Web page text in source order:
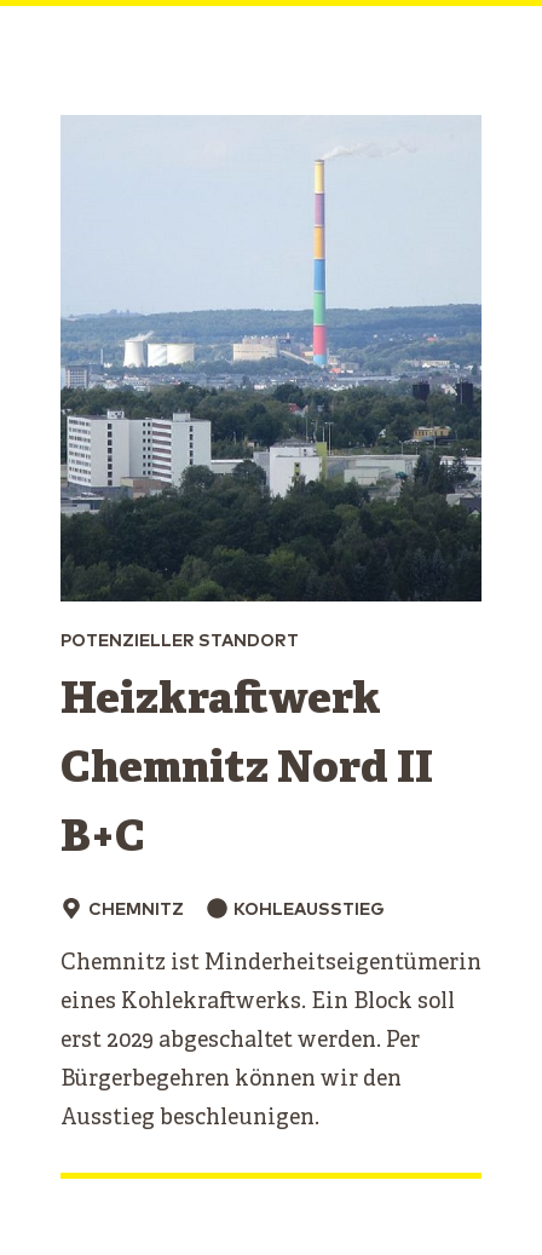
POTENZIELLER STANDORT
Heizkraftwerk
Chemnitz Nord II
B+C
CHEMNITZ KOHLEAUSSTIEG
Chemnitz ist Minderheitseigentümerin
eines Kohlekraftwerks. Ein Block soll
erst 2029 abgeschaltet werden. Per
Bürgerbegehren können wir den
Ausstieg beschleunigen.